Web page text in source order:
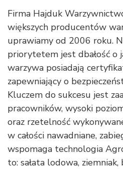
Firma Hajduk
większych producentów
uprawiamy od 2006 roku.
priorytetem jest dbałość o
warzywa posiadają
zapewniający o
Kluczem do sukcesu jest
pracowników, wysoki
oraz rzetelność
w całości nawadniane,
wspomaga technologia
to: sałata lodowa,